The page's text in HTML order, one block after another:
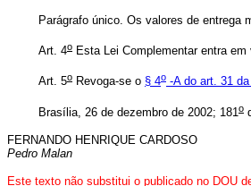
Parágrafo único. Os valores de entrega
Art. 4o Esta Lei Complementar entra
Art. 5o Revoga-se o § 4o -A do art. 31
Brasília, 26 de dezembro de 2002; 181o
FERNANDO HENRIQUE CARDOSO
Pedro Malan
Este texto não substitui o publicado no DOU